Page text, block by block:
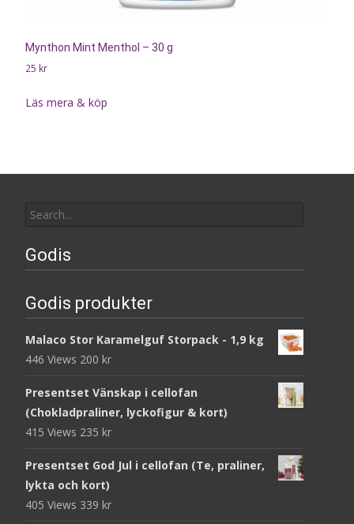
Mynthon Mint Menthol – 30 g
25 kr
Läs mera & köp
for:
Godis
Godis produkter
Malaco Stor Karamelguf Storpack - 1,9 kg
446 Views 200 kr
Presentset Vänskap i cellofan
(Chokladpraliner, lyckofigur & kort)
415 Views 235 kr
Presentset God Jul i cellofan (Te, praliner,
lykta och kort)
405 Views 339 kr